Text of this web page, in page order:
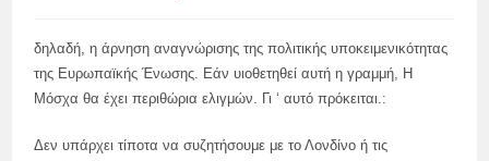
δηλαδή, η άρνηση αναγνώρισης της πολιτικής υποκειμενικότητας
της Ευρωπαϊκής Ένωσης. Εάν υιοθετηθεί αυτή η γραμμή, Η
Μόσχα θα έχει περιθώρια ελιγμών. Γι ‘ αυτό πρόκειται.:
Δεν υπάρχει τίποτα να συζητήσουμε με το Λονδίνο ή τις